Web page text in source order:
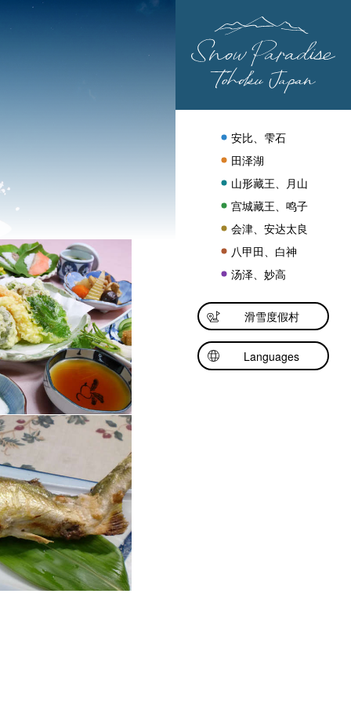
安比、雫石
田泽湖
山形藏王、月山
宫城藏王、鸣子
会津、安达太良
八甲田、白神
汤泽、妙高
滑雪度假村
Languages